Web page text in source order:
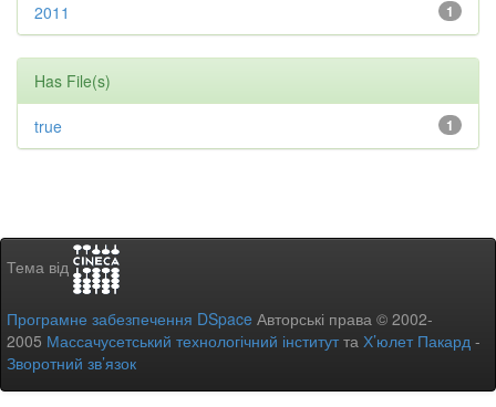
1
2011
Has File(s)
1
true
Тема від
Програмне забезпечення DSpace Авторські права © 2002-
2005 Массачусетський технологічний інститутта Х’юлет Пакард -
Зворотний зв’язок